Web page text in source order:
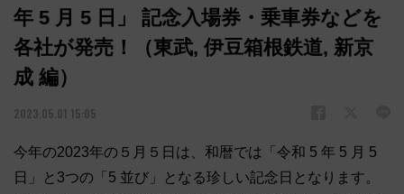
年 5 月 5 日」 記念入場券・乗車券などを
各社が発売！（東武, 伊豆箱根鉄道, 新京
成 編）
2023.05.01 15:05
今年の2023年の５月５日は、和暦では「令和 5 年 5 月 5
日」と3つの「5 並び」となる珍しい記念日となります。